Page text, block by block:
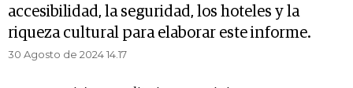
accesibilidad, la seguridad, los hoteles y la
riqueza cultural para elaborar este informe.
30 Agosto de 2024 14.17